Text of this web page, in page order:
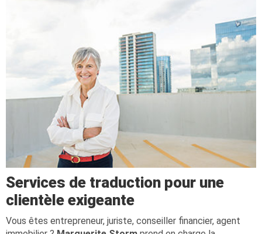
Services de traduction pour une
clientèle exigeante
Vous êtes entrepreneur, juriste, conseiller financier, agent